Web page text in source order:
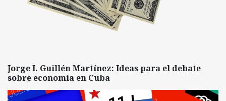
Jorge I. Guillén Martínez: Ideas para el debate
sobre economía en Cuba